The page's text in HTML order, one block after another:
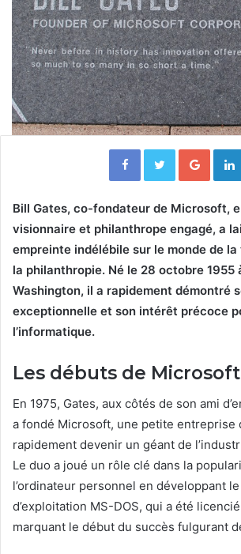
FacebookTwitter
Bill Gates, co-fondateur de Microsoft,
visionnaire et philanthrope engagé, a
empreinte indélébile sur le monde de
la philanthropie. Né le 28 octobre 1955
Washington, il a rapidement démontré
exceptionnelle et son intérêt précoce
l’informatique.
Les débuts de Microsoft
En 1975, Gates, aux côtés de son ami
a fondé Microsoft, une petite entreprise
rapidement devenir un géant de
Le duo a joué un rôle clé dans la
l’ordinateur personnel en développant
d’exploitation MS-DOS, qui a été
marquant le début du succès fulgurant